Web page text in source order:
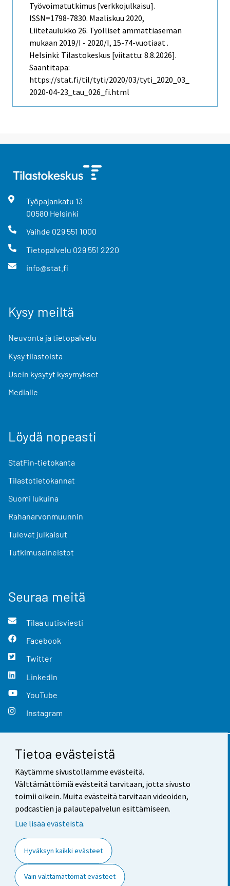
Tietoa evästeistä
Käytämme sivustollamme evästeitä.
Välttämättömiä evästeitä tarvitaan, jotta sivusto
toimii oikein. Muita evästeitä tarvitaan videoiden,
podcastien ja palautepalvelun esittämiseen.
Lue lisää evästeistä.
Hyväksyn kaikki evästeet
Vain välttämättömät evästeet
Työvoimatutkimus [verkkojulkaisu].
ISSN=1798-7830. Maaliskuu 2020,
Liitetaulukko 26. Työlliset ammattiaseman
mukaan 2019/I - 2020/I, 15-74-vuotiaat .
Helsinki: Tilastokeskus [viitattu: 8.8.2026].
Saantitapa:
https://stat.fi/til/tyti/2020/03/tyti_2020_03_
2020-04-23_tau_026_fi.html
Työpajankatu 13
00580 Helsinki
Vaihde 029 551 1000
Tietopalvelu 029 551 2220
info@stat.fi
Kysy meiltä
Neuvonta ja tietopalvelu
Kysy tilastoista
Usein kysytyt kysymykset
Medialle
Löydä nopeasti
StatFin-tietokanta
Tilastotietokannat
Suomi lukuina
Rahanarvonmuunnin
Tulevat julkaisut
Tutkimusaineistot
Seuraa meitä
Tilaa uutisviesti
Facebook
Twitter
LinkedIn
YouTube
Instagram
Yhteystiedot
Palaute
Käyttöehdot
Saavutettavuus
Tietoa sivustosta
Evästeasetukset